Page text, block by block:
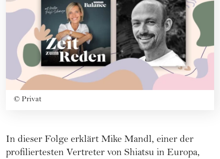
© Privat
In dieser Folge erklärt Mike Mandl, einer der
profiliertesten Vertreter von Shiatsu in Europa,